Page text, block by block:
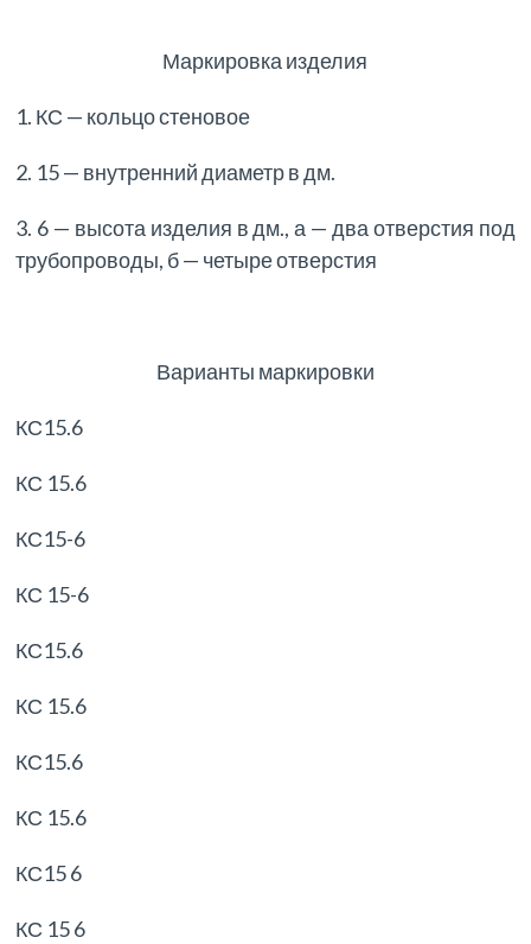
Маркировка изделия
1. КС — кольцо стеновое
2. 15 — внутренний диаметр в дм.
3. 6 — высота изделия в дм., а — два отверстия под
трубопроводы, б — четыре отверстия
Варианты маркировки
КС15.6
КС 15.6
КС15-6
КС 15-6
КС15.6
КС 15.6
КС15.6
КС 15.6
КС15 6
КС 15 6